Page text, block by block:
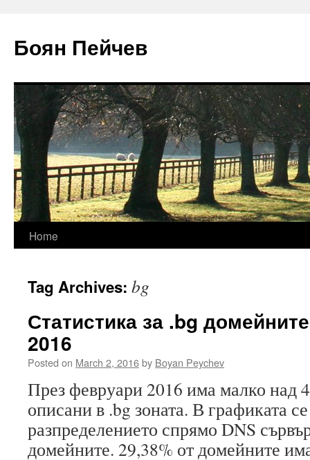
Боян Пейчев
Skip
content
Home
Tag Archives: bg
Статистика за .bg
2016
Posted on March 2, 2016by Boyan Peychev
През февруари 2016 има малко над
описани в .bg зоната. В графиката
разпределението спрямо DNS
домейните. 29,38% от домейните